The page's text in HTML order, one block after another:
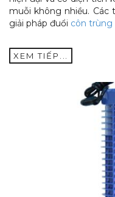
muỗi không nhiều. Các
giải pháp đuổi côn trùng
XEM TIẾP...